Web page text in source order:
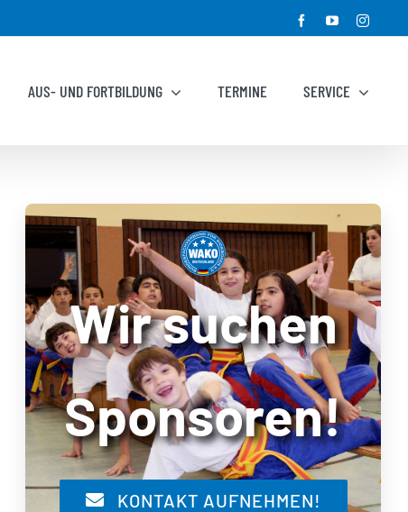
FacebookYouTube
AUS- UND FORTBILDUNG TERMINE SERVICE
Wir suchen
Sponsoren!
KONTAKT AUFNEHMEN!